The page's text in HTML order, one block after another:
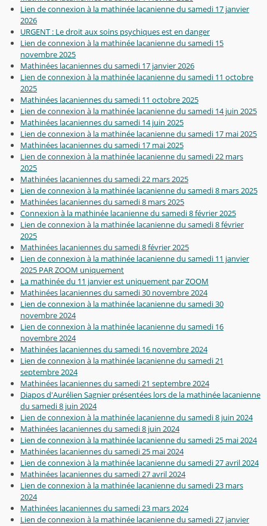
Lien de connexion à la mathinée lacanienne du samedi 17 janvier
2026
URGENT : Le droit aux soins psychiques est en danger
Lien de connexion à la mathinée lacanienne du samedi 15
novembre 2025
Mathinées lacaniennes du samedi 17 janvier 2026
Lien de connexion à la mathinée lacanienne du samedi 11 octobre
2025
Mathinées lacaniennes du samedi 11 octobre 2025
Lien de connexion à la mathinée lacanienne du samedi 14 juin 2025
Mathinées lacaniennes du samedi 14 juin 2025
Lien de connexion à la mathinée lacanienne du samedi 17 mai 2025
Mathinées lacaniennes du samedi 17 mai 2025
Lien de connexion à la mathinée lacanienne du samedi 22 mars
2025
Mathinées lacaniennes du samedi 22 mars 2025
Lien de connexion à la mathinée lacanienne du samedi 8 mars 2025
Mathinées lacaniennes du samedi 8 mars 2025
Connexion à la mathinée lacanienne du samedi 8 février 2025
Lien de connexion à la mathinée lacanienne du samedi 8 février
2025
Mathinées lacaniennes du samedi 8 février 2025
Lien de connexion à la mathinée lacanienne du samedi 11 janvier
2025 PAR ZOOM uniquement
La mathinée du 11 janvier est uniquement par ZOOM
Mathinées lacaniennes du samedi 30 novembre 2024
Lien de connexion à la mathinée lacanienne du samedi 30
novembre 2024
Lien de connexion à la mathinée lacanienne du samedi 16
novembre 2024
Mathinées lacaniennes du samedi 16 novembre 2024
Lien de connexion à la mathinée lacanienne du samedi 21
septembre 2024
Mathinées lacaniennes du samedi 21 septembre 2024
Diapos d'Aurélien Sagnier présentées lors de la mathinée lacanienne
du samedi 8 juin 2024
Lien de connexion à la mathinée lacanienne du samedi 8 juin 2024
Mathinées lacaniennes du samedi 8 juin 2024
Lien de connexion à la mathinée lacanienne du samedi 25 mai 2024
Mathinées lacaniennes du samedi 25 mai 2024
Lien de connexion à la mathinée lacanienne du samedi 27 avril 2024
Mathinées lacaniennes du samedi 27 avril 2024
Lien de connexion à la mathinée lacanienne du samedi 23 mars
2024
Mathinées lacaniennes du samedi 23 mars 2024
Lien de connexion à la mathinée lacanienne du samedi 27 janvier